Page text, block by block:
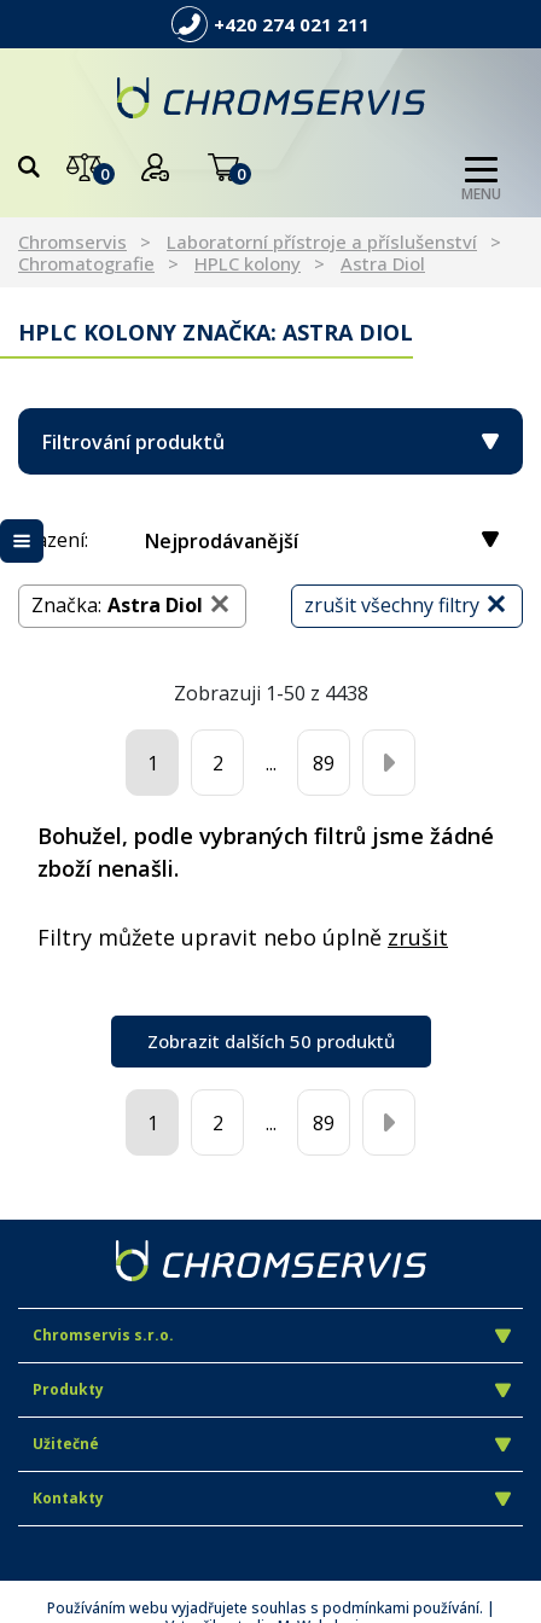
+420 274 021 211
0 0
MENU
Chromservis
Laboratorní přístroje a příslušenství
Chromatografie
HPLC kolony Astra Diol
HPLC KOLONY ZNAČKA: ASTRA DIOL
Filtrování produktů
Řazení: Nejprodávanější
zrušit všechny filtry
Značka: Astra Diol
Zobrazuji 1-50 z 4438
1 2 ... 89
Bohužel, podle vybraných filtrů jsme žádné
zboží nenašli.
Filtry můžete upravit nebo úplně zrušit
Zobrazit dalších 50 produktů
1 2 ... 89
Chromservis s.r.o.
Produkty
Užitečné
Kontakty
Používáním webu vyjadřujete souhlas s podmínkami používání. |